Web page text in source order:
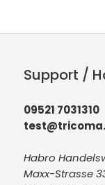
Support /
09521 7031310
Habro
Maxx-Strasse